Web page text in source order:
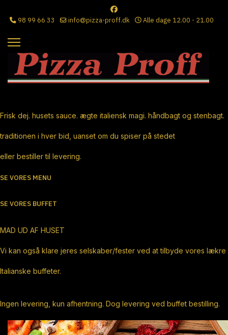
98 99 66 33 info@pizza-proff.dk Alle dage 12.00 - 21.00
Frisk dej. husets sauce. ægte italiensk magi. håndbagt og stenbagt.
traditionen i hver bid, uanset om du spiser på stedet
eller bestiller til levering.
SE VORES MENU
SE VORES BUFFET
MAD UD AF HUSET
Vi kan også klare jeres selskaber/fester ved at tilbyde vores lækre
Italianske buffeter.
Ingen levering, kun afhentning. Dog levering ved buffet bestilling.